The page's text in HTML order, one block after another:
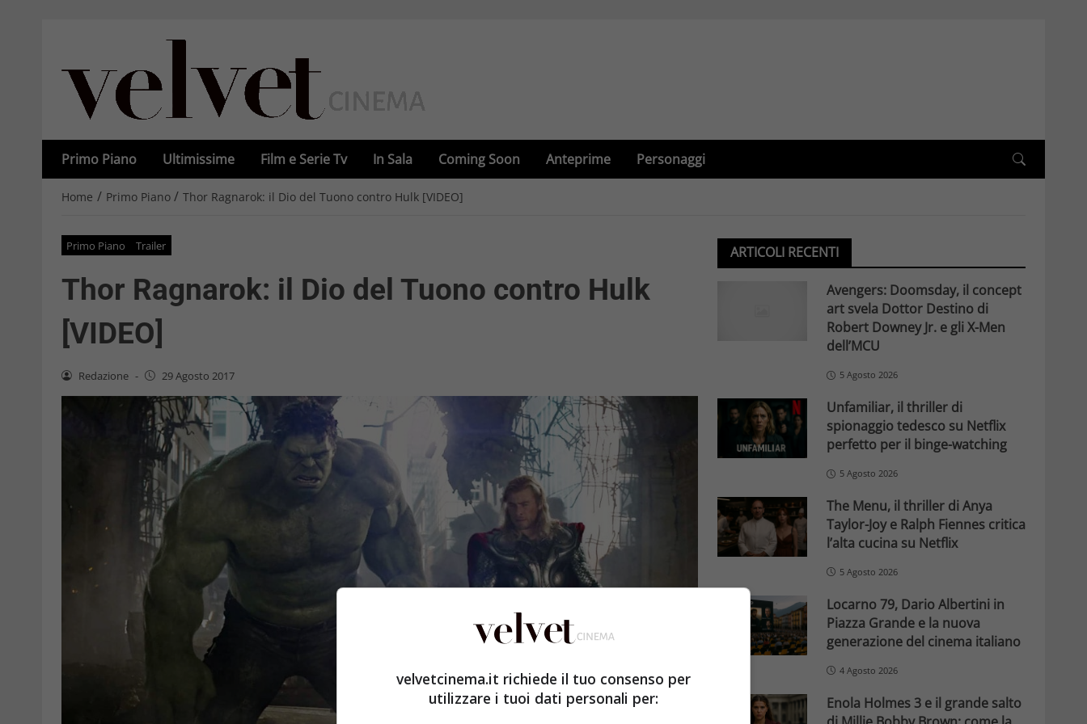
Primo Piano Ultimissime Film e Serie Tv In Sala Coming Soon Anteprime Personaggi
Home / Primo Piano / Thor Ragnarok: il Dio del Tuono contro Hulk [VIDEO]
Primo Piano Trailer
Thor Ragnarok: il Dio del Tuono contro Hulk
[VIDEO]
Redazione - 29 Agosto 2017
ARTICOLI RECENTI
Avengers: Doomsday, il concept
art svela Dottor Destino di
Robert Downey Jr. e gli X-Men
dell’MCU
5 Agosto 2026
Unfamiliar, il thriller di
spionaggio tedesco su Netflix
perfetto per il binge-watching
5 Agosto 2026
The Menu, il thriller di Anya
Taylor-Joy e Ralph Fiennes critica
l’alta cucina su Netflix
5 Agosto 2026
Locarno 79, Dario Albertini in
Piazza Grande e la nuova
generazione del cinema italiano
4 Agosto 2026
Enola Holmes 3 e il grande salto
velvetcinema.it richiede il tuo consenso per
utilizzare i tuoi dati personali per: